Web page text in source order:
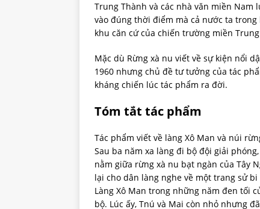
Trung Thành và các nhà văn miền Nam
vào đúng thời điểm mà cả nước ta
khu căn cứ của chiến trường miền
Mặc dù Rừng xà nu viết về sự kiện nổi
1960 nhưng chủ đề tư tưởng của tác
kháng chiến lúc tác phẩm ra đời.
Tóm tắt tác phẩm
Tác phẩm viết về làng Xô Man và núi
Sau ba năm xa làng đi bộ đội giải
nằm giữa rừng xà nu bạt ngàn của Tây
lại cho dân làng nghe về một trang sử
Làng Xô Man trong những năm đen tối
bộ. Lúc ấy, Tnú và Mai còn nhỏ nhưng